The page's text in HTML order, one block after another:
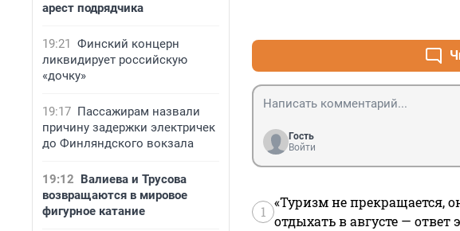
арест подрядчика
19:21 Финский концерн
ликвидирует российскую
«дочку»
19:17 Пассажирам назвали
причину задержки электричек
до Финляндского вокзала
19:12 Валиева и Трусова
возвращаются в мировое
фигурное катание
Гость
Войти
1
«Туризм не прекращается,
отдыхать в августе — ответ